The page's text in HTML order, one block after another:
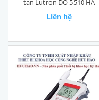
tan Lutron DO 5510 HA
Liên hệ